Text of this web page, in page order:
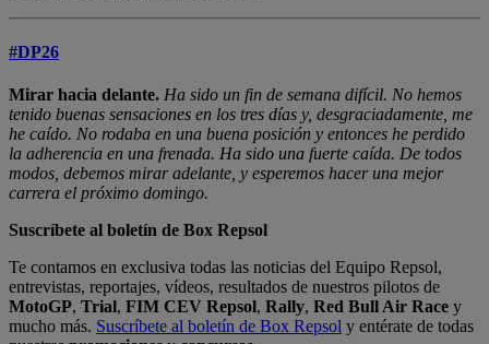
#DP26
Mirar hacia delante. Ha sido un fin de semana difícil. No hemos
tenido buenas sensaciones en los tres días y, desgraciadamente, me
he caído. No rodaba en una buena posición y entonces he perdido
la adherencia en una frenada. Ha sido una fuerte caída. De todos
modos, debemos mirar adelante, y esperemos hacer una mejor
carrera el próximo domingo.
Suscríbete al boletín de Box Repsol
Te contamos en exclusiva todas las noticias del Equipo Repsol,
entrevistas, reportajes, vídeos, resultados de nuestros pilotos de
MotoGP, Trial, FIM CEV Repsol, Rally, Red Bull Air Race y
mucho más. Suscríbete al boletín de Box Repsol y entérate de todas